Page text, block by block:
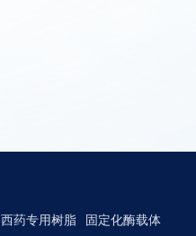
西药专用树脂 固定化酶载体